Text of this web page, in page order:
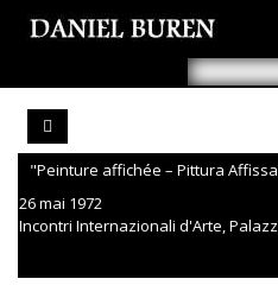
"Peinture affichée – Pittura
26 mai 1972
Incontri Internazionali d'Arte,